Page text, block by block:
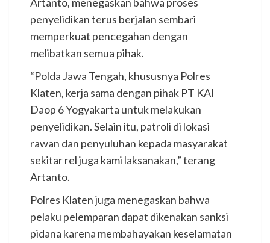
penyelidikan terus berjalan sembari
memperkuat pencegahan dengan
melibatkan semua pihak.
“Polda Jawa Tengah, khususnya Polres
Klaten, kerja sama dengan pihak PT KAI
Daop 6 Yogyakarta untuk melakukan
penyelidikan. Selain itu, patroli di lokasi
rawan dan penyuluhan kepada masyarakat
sekitar rel juga kami laksanakan,” terang
Artanto.
Polres Klaten juga menegaskan bahwa
pelaku pelemparan dapat dikenakan sanksi
pidana karena membahayakan keselamatan